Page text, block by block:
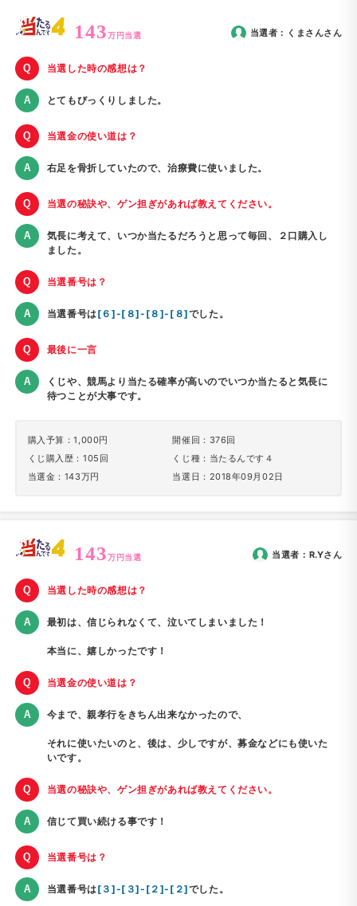
143万円当選 当選者： くまさんさん
当選した時の感想は？
とてもびっくりしました。
当選金の使い道は？
右足を骨折していたので、治療費に使いました。
当選の秘訣や、ゲン担ぎがあれば教えてください。
気長に考えて、いつか当たるだろうと思って毎回、２口購入し
ました。
当選番号は？
当選番号は[６]-[８]-[８]-[８]でした。
最後に一言
くじや、競馬より当たる確率が高いのでいつか当たると気長に
待つことが大事です。
購入予算：1,000円
くじ購入歴：105回
当選金：143万円
開催回：376回
くじ種：当たるんです４
当選日：2018年09月02日
143万円当選 当選者： R.Yさん
当選した時の感想は？
最初は、信じられなくて、泣いてしまいました！
本当に、嬉しかったです！
当選金の使い道は？
今まで、親孝行をきちん出来なかったので、
それに使いたいのと、後は、少しですが、募金などにも使いた
いです。
当選の秘訣や、ゲン担ぎがあれば教えてください。
信じて買い続ける事です！
当選番号は？
当選番号は[３]-[３]-[２]-[２]でした。